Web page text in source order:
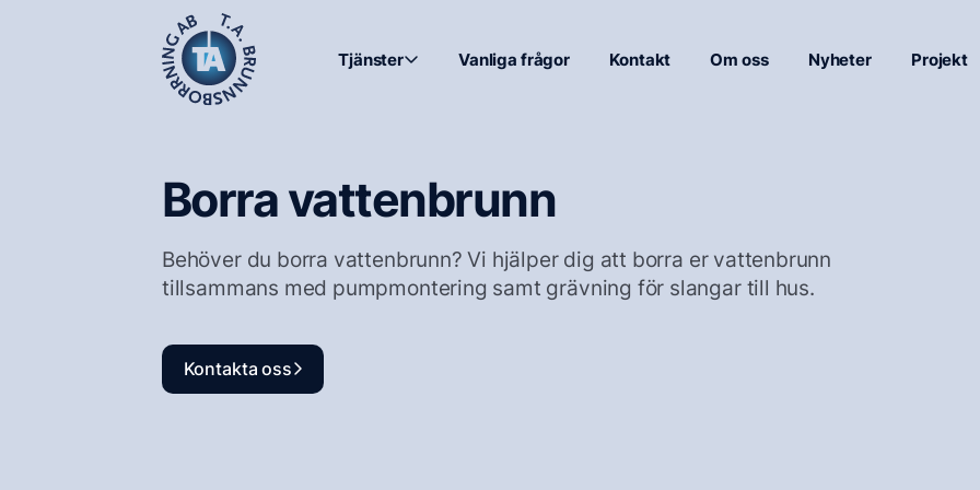
Tjänster Vanliga frågor Kontakt Om oss Nyheter Projekt
Borra vattenbrunn
Behöver du borra vattenbrunn? Vi hjälper dig att borra er vattenbrunn
tillsammans med pumpmontering samt grävning för slangar till hus.
Kontakta oss